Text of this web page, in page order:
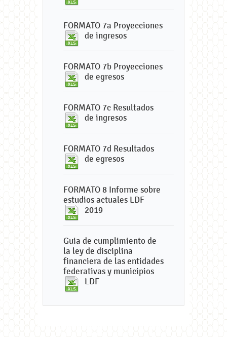
FORMATO 7a Proyecciones
de ingresos
FORMATO 7b Proyecciones
de egresos
FORMATO 7c Resultados
de ingresos
FORMATO 7d Resultados
de egresos
FORMATO 8 Informe sobre
estudios actuales LDF
2019
Guia de cumplimiento de
la ley de disciplina
financiera de las entidades
federativas y municipios
LDF